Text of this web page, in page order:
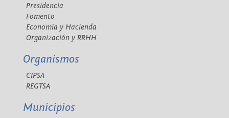
Presidencia
Fomento
Economía y Hacienda
Organización y RRHH
Organismos
CIPSA
REGTSA
Municipios